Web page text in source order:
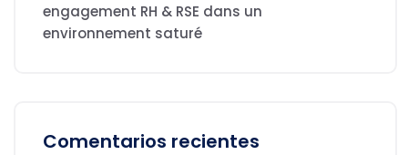
engagement RH & RSE dans un
environnement saturé
Comentarios recientes